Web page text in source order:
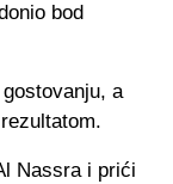
bod
a
Nassra i prići